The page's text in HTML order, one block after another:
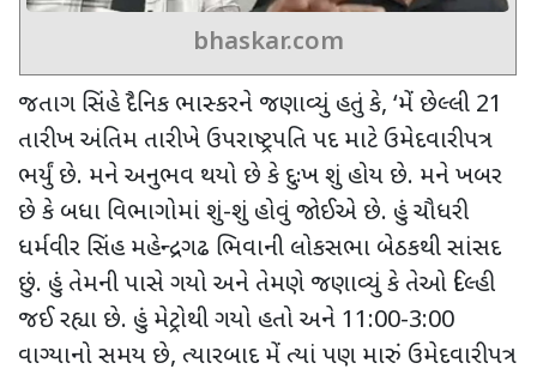
bhaskar.com
જતાગ સિંહે દૈનિક ભાસ્કરને જણાવ્યું હતું કે, ‘મેં છેલ્લી 21
તારીખ અંતિમ તારીખે ઉપરાષ્ટ્રપતિ પદ માટે ઉમેદવારીપત્ર
ભર્યું છે. મને અનુભવ થયો છે કે દુઃખ શું હોય છે. મને ખબર
છે કે બધા વિભાગોમાં શું-શું હોવું જોઈએ છે. હું ચૌધરી
ધર્મવીર સિંહ મહેન્દ્રગઢ ભિવાની લોકસભા બેઠકથી સાંસદ
છું. હું તેમની પાસે ગયો અને તેમણે જણાવ્યું કે તેઓ દિલ્હી
જઈ રહ્યા છે. હું મેટ્રોથી ગયો હતો અને 11:00-3:00
વાગ્યાનો સમય છે, ત્યારબાદ મેં ત્યાં પણ મારું ઉમેદવારીપત્ર